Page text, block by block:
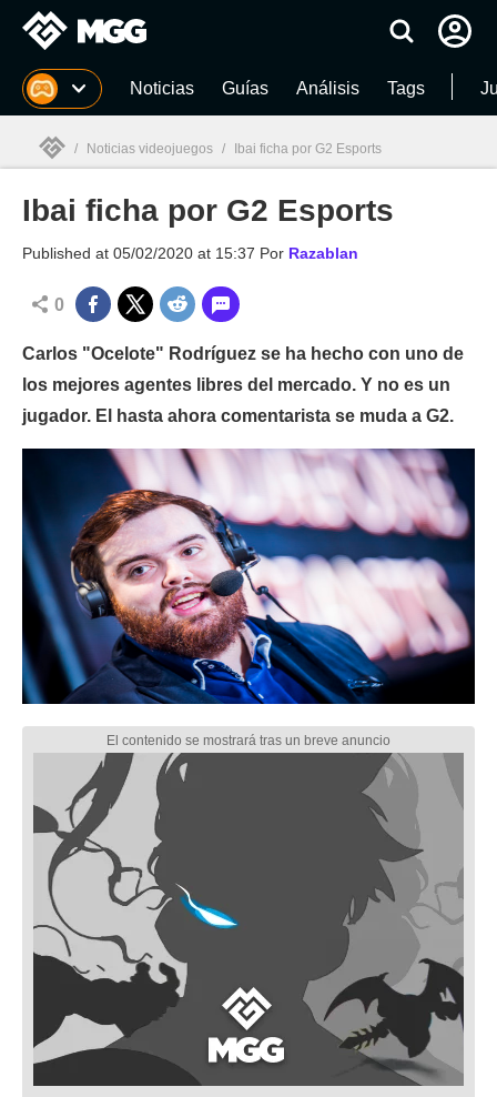
MGG Noticias Guías Análisis Tags
MGG
/ Noticias videojuegos / Ibai ficha por G2 Esports
Ibai ficha por G2 Esports
Published at 05/02/2020 at 15:37 Por Razablan
0
Carlos "Ocelote" Rodríguez se ha hecho con uno de
los mejores agentes libres del mercado. Y no es un
jugador. El hasta ahora comentarista se muda a G2.